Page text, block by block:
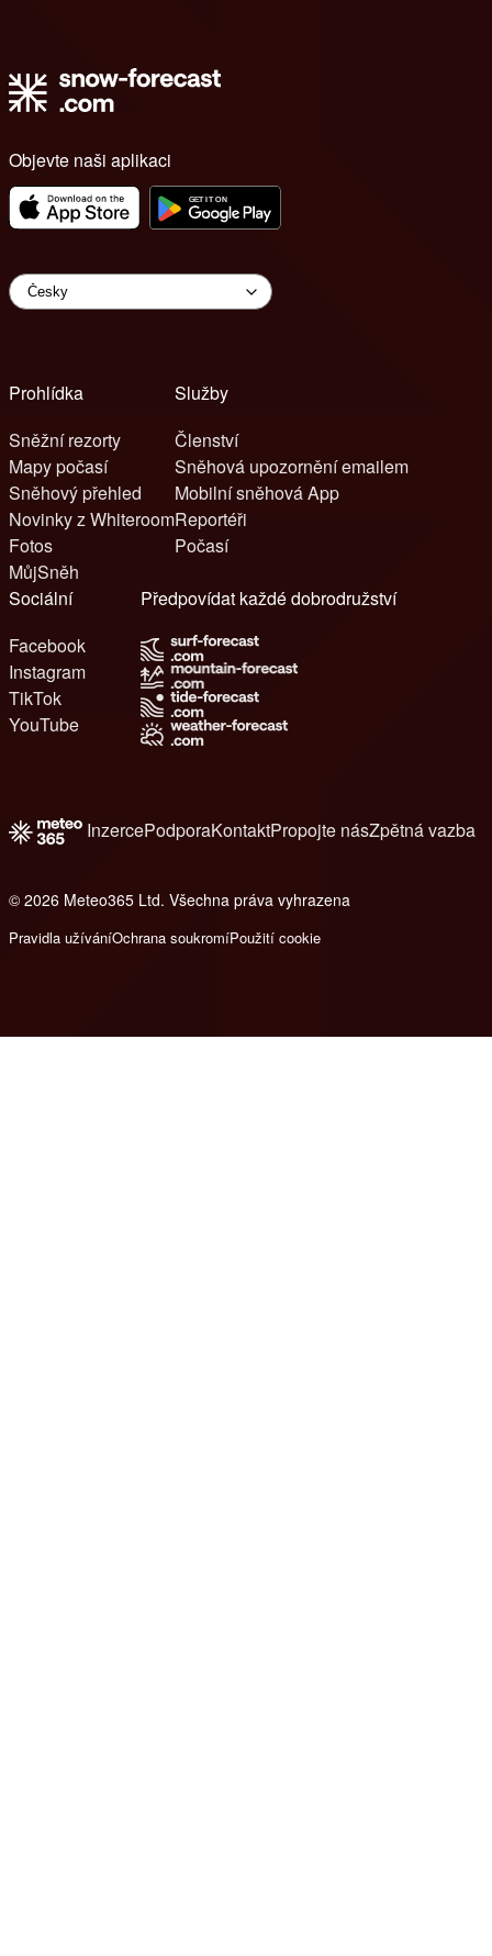
Objevte naši aplikaci
Prohlídka
Sněžní rezorty
Mapy počasí
Sněhový přehled
Novinky z Whiteroom
Fotos
MůjSněh
Služby
Členství
Sněhová upozornění emailem
Mobilní sněhová App
Reportéři
Počasí
Sociální
Facebook
Instagram
TikTok
YouTube
Předpovídat každé dobrodružství
InzercePodporaKontaktPropojte násZpětná vazba
© 2026 Meteo365 Ltd. Všechna práva vyhrazena
Pravidla užíváníOchrana soukromíPoužití cookie